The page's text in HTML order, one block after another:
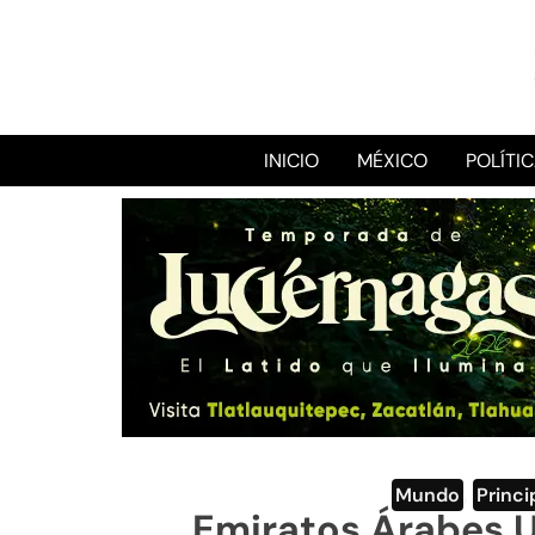
INICIO MÉXICO
Mundo